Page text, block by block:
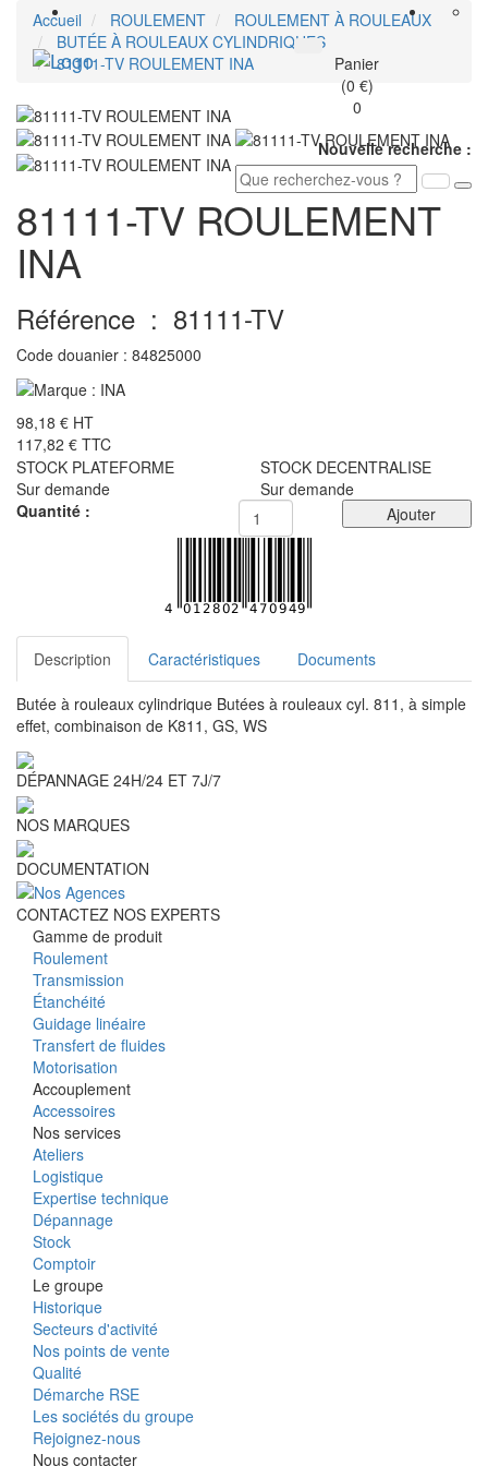
Panier
(0 €)
0
Nouvelle recherche :
Accueil ROULEMENT
ROULEMENT À ROULEAUX
BUTÉE À ROULEAUX CYLINDRIQUES
81111-TV ROULEMENT INA
81111-TV ROULEMENT
INA
Référence : 81111-TV
Code douanier : 84825000
98,18 € HT
117,82 € TTC
STOCK PLATEFORME
Sur demande
STOCK DECENTRALISE
Sur demande
Quantité :
Ajouter
Description Caractéristiques Documents
Butée à rouleaux cylindrique Butées à rouleaux cyl. 811, à simple
effet, combinaison de K811, GS, WS
DÉPANNAGE 24H/24 ET 7J/7
NOS MARQUES
DOCUMENTATION
CONTACTEZ NOS EXPERTS
Gamme de produit
Roulement
Transmission
Étanchéité
Guidage linéaire
Transfert de fluides
Motorisation
Accouplement
Accessoires
Nos services
Ateliers
Logistique
Expertise technique
Dépannage
Stock
Comptoir
Le groupe
Historique
Secteurs d'activité
Nos points de vente
Qualité
Démarche RSE
Les sociétés du groupe
Rejoignez-nous
Nous contacter